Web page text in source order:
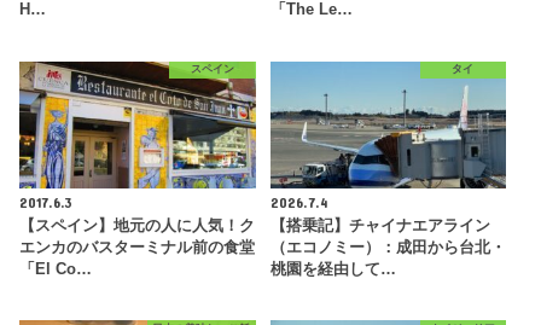
H… 「The Le…
スペイン
2017.6.3
【スペイン】地元の人に人気！ク
エンカのバスターミナル前の食堂
「El Co…
タイ
2026.7.4
【搭乗記】チャイナエアライン
（エコノミー）：成田から台北・
桃園を経由して…